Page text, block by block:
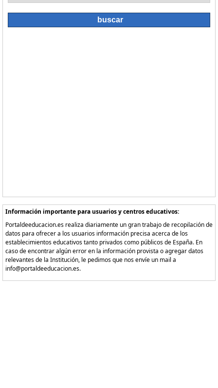
Información importante para usuarios y centros educativos:
Portaldeeducacion.es realiza diariamente un gran trabajo de recopilación de
datos para ofrecer a los usuarios información precisa acerca de los
establecimientos educativos tanto privados como públicos de España. En
caso de encontrar algún error en la información provista o agregar datos
relevantes de la Institución, le pedimos que nos envíe un mail a
info@portaldeeducacion.es.